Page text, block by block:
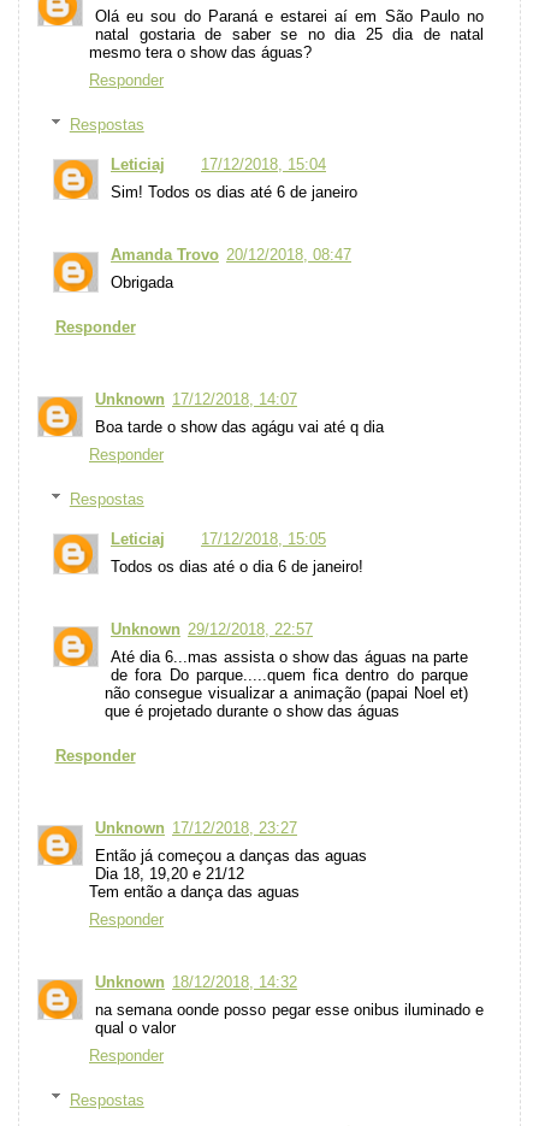
Olá eu sou do Paraná e estarei aí em São Paulo no
natal gostaria de saber se no dia 25 dia de natal
mesmo tera o show das águas?
Responder
Respostas
Leticiaj
17/12/2018, 15:04
Sim! Todos os dias até 6 de janeiro
Amanda Trovo 20/12/2018, 08:47
Obrigada
Responder
Unknown 17/12/2018, 14:07
Boa tarde o show das agágu vai até q dia
Responder
Respostas
Leticiaj
17/12/2018, 15:05
Todos os dias até o dia 6 de janeiro!
Unknown 29/12/2018, 22:57
Até dia 6...mas assista o show das águas na parte
de fora Do parque.....quem fica dentro do parque
não consegue visualizar a animação (papai Noel et)
que é projetado durante o show das águas
Responder
Unknown 17/12/2018, 23:27
Então já começou a danças das aguas
Dia 18, 19,20 e 21/12
Tem então a dança das aguas
Responder
Unknown 18/12/2018, 14:32
na semana oonde posso pegar esse onibus iluminado e
qual o valor
Responder
Respostas